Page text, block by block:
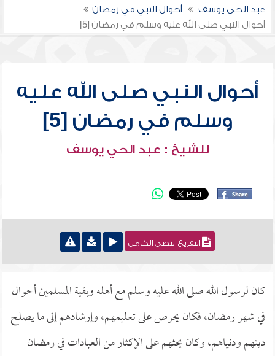
عبد الحي يوسف
أحوال النبي في رمضان
أحوال النبي صلى الله عليه وسلم في رمضان [5]
أحوال النبي صلى الله عليه
وسلم في رمضان [5]
للشيخ : عبد الحي يوسف
التفريغ النصي الكامل
كان لرسول الله صلى الله عليه وسلم مع أهله وبقية المسلمين أحوال
في شهر رمضان، فكان يحرص على تعليمهم، وإرشادهم إلى ما يصلح
دينهم ودنياهم، وكان يحثهم على الإكثار من العبادات في رمضان